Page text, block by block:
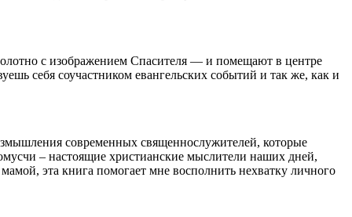
с изображением Спасителя — и помещают в центре
себя соучастником евангельских событий и так же, как и
современных священнослужителей, которые
– настоящие христианские мыслители наших дней,
эта книга помогает мне восполнить нехватку личного